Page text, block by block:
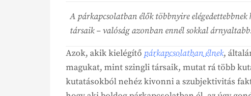
A párkapcsolatban élők többnyire
társaik – valóság azonban ennél sokkal
Azok, akik kielégítő párkapcsolatban élnek,
magukat, mint szingli társaik, mutat rá több
kutatásokból nehéz kivonni a szubjektivitás